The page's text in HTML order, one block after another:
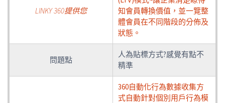
LINKY 360提供您
知會員轉換價值，並一覽整
體會員在不同階段的分佈及
狀態。
問題點
人為貼標方式?感覺有點不
精準
360自動化行為數據收集方
式自動針對個別用戶行為模